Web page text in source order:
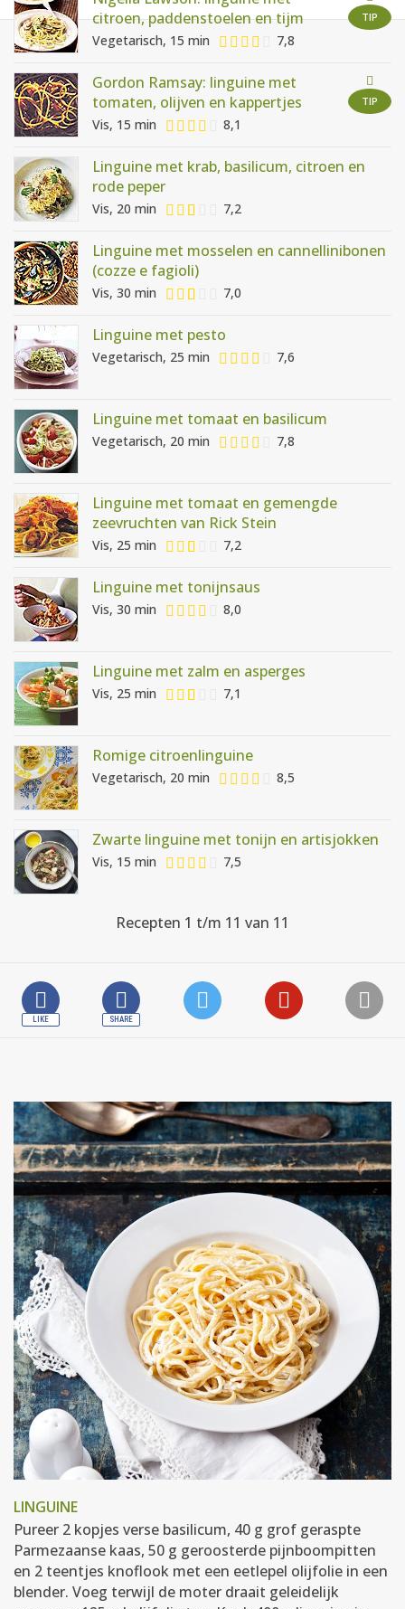
AANMELDEN
RECEPTEN
WEEKMENU'S
TIP
citroen, paddenstoelen en tijm
Vegetarisch, 15 min 7,8
TIP
Gordon Ramsay: linguine met
tomaten, olijven en kappertjes
Vis, 15 min 8,1
Linguine met krab, basilicum, citroen en
rode peper
Vis, 20 min 7,2
Linguine met mosselen en cannellinibonen
(cozze e fagioli)
Vis, 30 min 7,0
Linguine met pesto
Vegetarisch, 25 min 7,6
Linguine met tomaat en basilicum
Vegetarisch, 20 min 7,8
Linguine met tomaat en gemengde
zeevruchten van Rick Stein
Vis, 25 min 7,2
Linguine met tonijnsaus
Vis, 30 min 8,0
Linguine met zalm en asperges
Vis, 25 min 7,1
Romige citroenlinguine
Vegetarisch, 20 min 8,5
Zwarte linguine met tonijn en artisjokken
Vis, 15 min 7,5
Recepten 1 t/m 11 van 11
LINGUINE
Pureer 2 kopjes verse basilicum, 40 g grof geraspte
Parmezaanse kaas, 50 g geroosterde pijnboompitten
en 2 teentjes knoflook met een eetlepel olijfolie in een
blender. Voeg terwijl de moter draait geleidelijk